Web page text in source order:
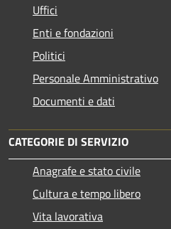
Uffici
Enti e fondazioni
Politici
Personale Amministrativo
Documenti e dati
CATEGORIE DI SERVIZIO
Anagrafe e stato civile
Cultura e tempo libero
Vita lavorativa